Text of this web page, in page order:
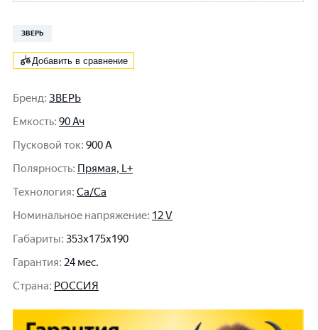
ЗВЕРЬ
Добавить в сравнение
Бренд: ЗВЕРЬ
Емкость: 90 Ач
Пусковой ток: 900 A
Полярность: Прямая, L+
Технология: Ca/Ca
Номинальное напряжение: 12 V
Габариты: 353x175x190
Гарантия: 24 мес.
Cтрана: РОССИЯ